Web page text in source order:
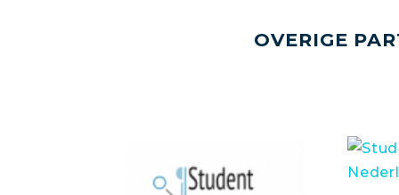
OVERIGE